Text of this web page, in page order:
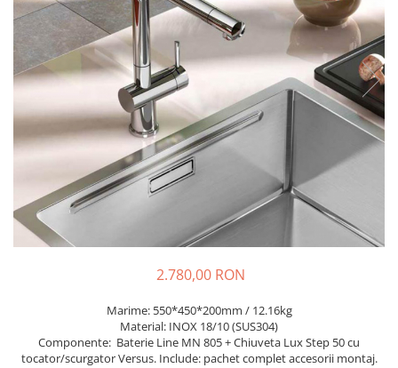
chiuvete
Accesorii chiuvete bucatarie
Gratar protectie chiuveta
Scurgator farfurii
Suporti burete
Tocatoare lemn si sticla
Sisteme de scurgere si cleme
Tavita scurgere vase/legume/fructe
Dispenser detergent
Rasnite de cafea
Roboti de bucatarie
Spumarea laptelui
Combine frigorifice
Espressoare cafea
Aparate de gatit-aragazuri
Masina de spalat vase
Accesorii
Seturi Electrocasnice
Termostate si senzori Livolo
Sonerii electrice
Construieste singur
Module
Panouri si rame
2.780,00 RON
Marime: 550*450*200mm / 12.16kg
Material: INOX 18/10 (SUS304)
Componente: Baterie Line MN 805 + Chiuveta Lux Step 50 cu
tocator/scurgator Versus. Include: pachet complet accesorii montaj.